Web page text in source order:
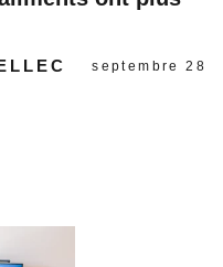
septembre 28